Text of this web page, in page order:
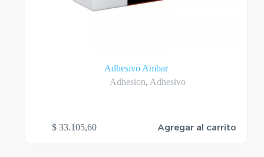
Adhesivo Ambar
Adhesion, Adhesivo
$ 33.105,60 Agregar al carrito